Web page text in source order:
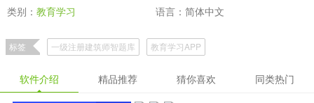
类别： 教育学习 语言：简体中文
标签 一级注册建筑师智题库 教育学习APP
软件介绍 精品推荐 猜你喜欢 同类热门